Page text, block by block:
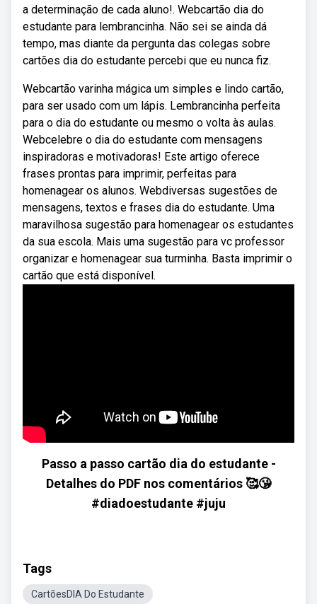
a determinação de cada aluno!. Webcartão dia do
estudante para lembrancinha. Não sei se ainda dá
tempo, mas diante da pergunta das colegas sobre
cartões dia do estudante percebi que eu nunca fiz.
Webcartão varinha mágica um simples e lindo cartão,
para ser usado com um lápis. Lembrancinha perfeita
para o dia do estudante ou mesmo o volta às aulas.
Webcelebre o dia do estudante com mensagens
inspiradoras e motivadoras! Este artigo oferece
frases prontas para imprimir, perfeitas para
homenagear os alunos. Webdiversas sugestões de
mensagens, textos e frases dia do estudante. Uma
maravilhosa sugestão para homenagear os estudantes
da sua escola. Mais uma sugestão para vc professor
organizar e homenagear sua turminha. Basta imprimir o
cartão que está disponível.
Passo a passo cartão dia do estudante -
Detalhes do PDF nos comentários 🥰😘
#diadoestudante #juju
Tags
CartõesDIA Do Estudante